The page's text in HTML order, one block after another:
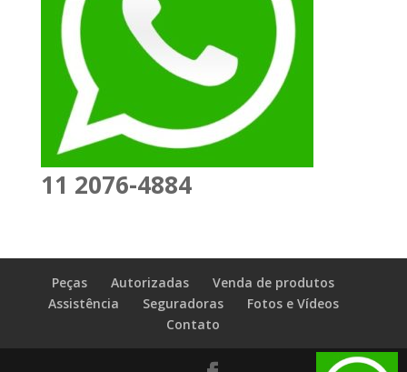
11 2076-4884
Peças Autorizadas
Venda de produtos
Assistência
Seguradoras
Fotos e Vídeos
Contato